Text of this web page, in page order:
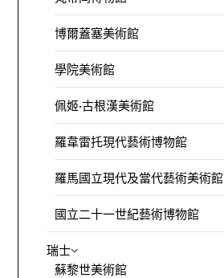
博爾蓋塞美術館
學院美術館
佩姬·古根漢美術館
羅韋雷托現代藝術博物館
羅馬國立現代及當代藝術美術館
國立二十一世紀藝術博物館
瑞士
蘇黎世美術館